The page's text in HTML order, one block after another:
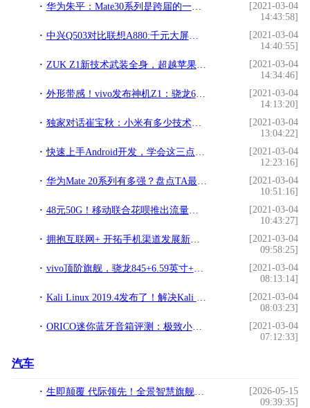
华为朱平：Mate30系列是跨届的一代，渠道结构比渠道数量更重要!
[2021-03-04
14:43:58]
中兴Q503对比联想A880:千元大屏跨入4G时代!
[2021-03-04
14:40:55]
ZUK Z1新技术武装全身，超越苹果三星只靠这一点!
[2021-03-04
14:34:46]
外形带感！vivo发布神机Z1：骁龙660/1798元!
[2021-03-04
14:13:20]
独家对话崔宝秋：小米有多少技术，用户不了解!
[2021-03-04
13:04:22]
快速上手Android开发，学会这三点就够了！!
[2021-03-04
12:23:16]
华为Mate 20系列有多强？盘点TA最令人惊喜的十大功能!
[2021-03-04
10:51:16]
48元50G！移动联合花呗推出流量卡，老用户最实惠的套餐来啦!
[2021-03-04
10:43:27]
拥抱互联网+ 开拓手机渠道发展新业态!
[2021-03-04
09:58:25]
vivo顶阶旗舰，骁龙845+6.59英寸+8GB，最接近全面屏的手机！!
[2021-03-04
08:13:14]
Kali Linux 2019.4发布了！解决Kali Linux 2019.4中文乱码问题!
[2021-03-04
08:03:23]
ORICO迷你蓝牙音箱评测：极致小巧，手机绝配!
[2021-03-04
07:12:33]
汽车
生即颠覆 代际领先！全景智慧旗舰轻卡瑞驰C9正式上市
[2026-05-15
09:39:35]